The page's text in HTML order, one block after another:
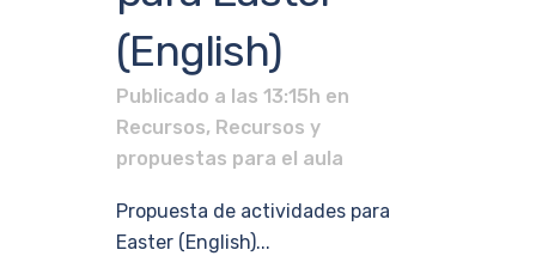
(English)
Publicado a las 13:15h en
Recursos, Recursos y
propuestas para el aula
Propuesta de actividades para
Easter (English)...